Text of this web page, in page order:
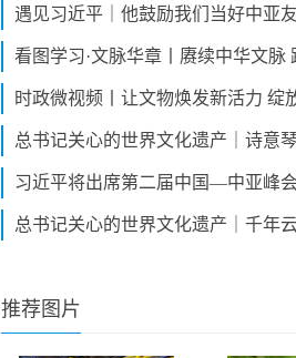
遇见习近平｜他鼓励我们当好中亚
时政微视频丨让文物焕发新活力 绽
总书记关心的世界文化遗产｜诗意
习近平将出席第二届中国—中亚峰
总书记关心的世界文化遗产｜千年
推荐图片